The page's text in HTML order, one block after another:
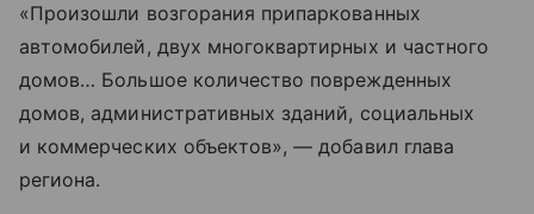
«Произошли возгорания припаркованных
автомобилей, двух многоквартирных и частного
домов… Большое количество поврежденных
домов, административных зданий, социальных
и коммерческих объектов», — добавил глава
региона.